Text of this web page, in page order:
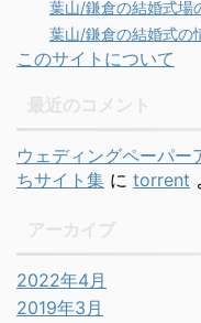
葉山/鎌倉の結婚式場
葉山/鎌倉の結婚式の
このサイトについて
ウェディングペーパー
ちサイト集 に torrent
2022年4月
2019年3月